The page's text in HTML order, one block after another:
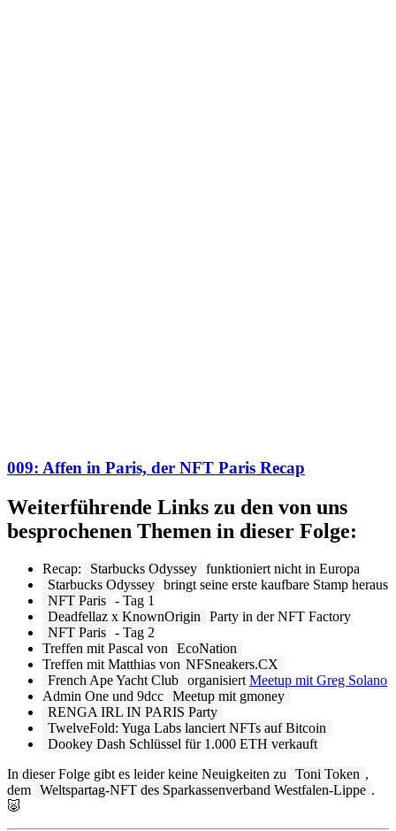
009: Affen in Paris, der NFT Paris Recap
Weiterführende Links zu den von uns
besprochenen Themen in dieser Folge:
Recap: Starbucks Odyssey funktioniert nicht in Europa
Starbucks Odyssey bringt seine erste kaufbare Stamp heraus
NFT Paris - Tag 1
Deadfellaz x KnownOrigin
Party in der NFT Factory
NFT Paris - Tag 2
Treffen mit Pascal von
EcoNation
Treffen mit Matthias von NFSneakers.CX
French Ape Yacht Club organisiert Meetup mit Greg Solano
Admin One und 9dcc Meetup mit gmoney
RENGA IRL IN PARIS Party
TwelveFold: Yuga Labs lanciert NFTs auf Bitcoin
Dookey Dash Schlüssel für 1.000 ETH verkauft
In dieser Folge gibt es leider keine Neuigkeiten zu
Toni Token ,
dem Weltspartag-NFT des Sparkassenverband Westfalen-Lippe .
🐷